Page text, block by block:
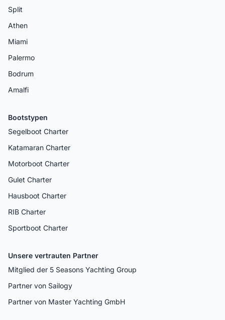
Split
Athen
Miami
Palermo
Bodrum
Amalfi
Bootstypen
Segelboot Charter
Katamaran Charter
Motorboot Charter
Gulet Charter
Hausboot Charter
RIB Charter
Sportboot Charter
Unsere vertrauten Partner
Mitglied der 5 Seasons Yachting Group
Partner von Sailogy
Partner von Master Yachting GmbH